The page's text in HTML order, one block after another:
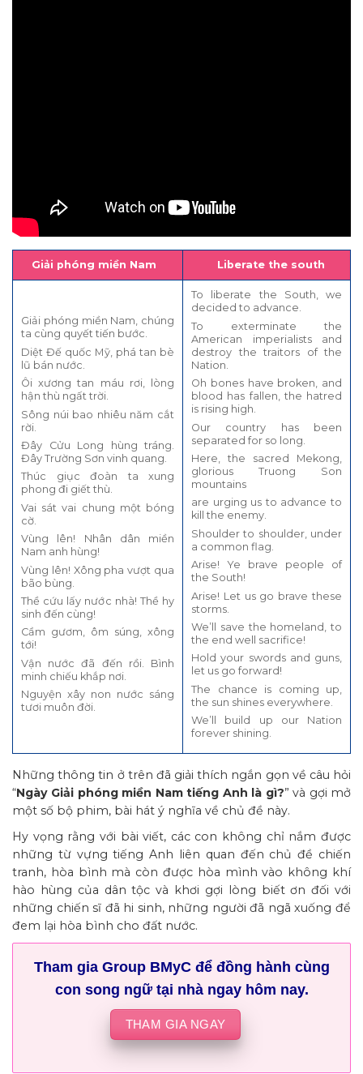
Giải phóng miền Nam Liberate the south
Giải phóng miền Nam, chúng
ta cùng quyết tiến bước.
Diệt Đế quốc Mỹ, phá tan bè
lũ bán nước.
Ôi xương tan máu rơi, lòng
hận thù ngất trời.
Sông núi bao nhiêu năm cắt
rời.
Đây Cửu Long hùng tráng.
Đây Trường Sơn vinh quang.
Thúc giục đoàn ta xung
phong đi giết thù.
Vai sát vai chung một bóng
cờ.
Vùng lên! Nhân dân miền
Nam anh hùng!
Vùng lên! Xông pha vượt qua
bão bùng.
Thề cứu lấy nước nhà! Thề hy
sinh đến cùng!
Cầm gươm, ôm súng, xông
tới!
Vận nước đã đến rồi. Bình
minh chiếu khắp nơi.
Nguyện xây non nước sáng
tươi muôn đời.
To liberate the South, we
decided to advance.
To exterminate the
American imperialists and
destroy the traitors of the
Nation.
Oh bones have broken, and
blood has fallen, the hatred
is rising high.
Our country has been
separated for so long.
Here, the sacred Mekong,
glorious Truong Son
mountains
are urging us to advance to
kill the enemy.
Shoulder to shoulder, under
a common flag.
Arise! Ye brave people of
the South!
Arise! Let us go brave these
storms.
We’ll save the homeland, to
the end well sacrifice!
Hold your swords and guns,
let us go forward!
The chance is coming up,
the sun shines everywhere.
We’ll build up our Nation
forever shining.
Những thông tin ở trên đã giải thích ngắn gọn về câu hỏi
“Ngày Giải phóng miền Nam tiếng Anh là gì?” và gợi mở
một số bộ phim, bài hát ý nghĩa về chủ đề này.
Hy vọng rằng với bài viết, các con không chỉ nắm được
những từ vựng tiếng Anh liên quan đến chủ đề chiến
tranh, hòa bình mà còn được hòa mình vào không khí
hào hùng của dân tộc và khơi gợi lòng biết ơn đối với
những chiến sĩ đã hi sinh, những người đã ngã xuống để
đem lại hòa bình cho đất nước.
Tham gia Group BMyC để đồng hành cùng
con song ngữ tại nhà ngay hôm nay.
THAM GIA NGAY